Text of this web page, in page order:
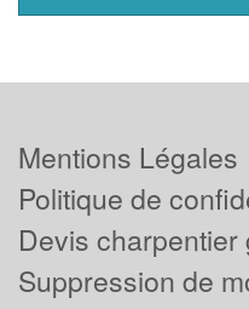
Mentions Légales
Politique de
Devis charpentier
Suppression de